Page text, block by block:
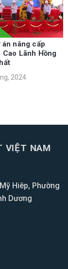
án nâng cấp
Cao Lãnh Hồng
2024
VIỆT NAM
Hiêp, Phường
Dương